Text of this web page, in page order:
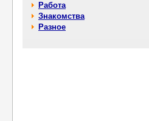
Работа
Знакомства
Разное